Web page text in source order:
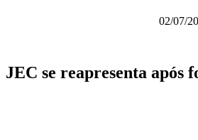
02/07/
JEC se reapresenta após